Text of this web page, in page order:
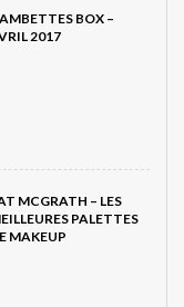
BOX –
2017
MCGRATH – LES
PALETTES
MAKEUP